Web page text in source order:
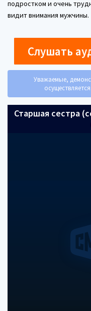
подростком и очень
видит внимания мужчины.
Слушать
Уважаемые,
Старшая сестра